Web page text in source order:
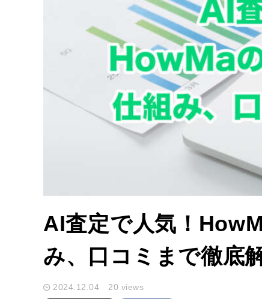
AI査定で人気！
み、口コミまで徹底
2024.12.04 20 views